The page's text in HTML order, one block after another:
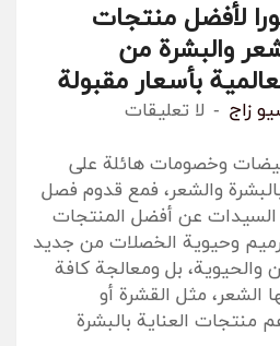
لأفضل منتجات
والبشرة من
بأسعار مقبولة
زاج لا تعليقات
وخصومات هائلة على
والشعر، فمع قدوم فصل
عن أفضل المنتجات
ترميم وحيوية الخصلات من جديد
والحيوية، بل ومعالجة كافة
الشعر، مثل القشرة أو
منتجات العناية بالبشرة